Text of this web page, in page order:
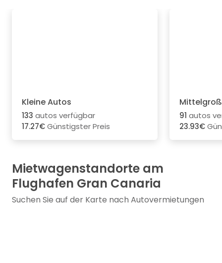
Kleine Autos
133 autos verfügbar
17.27€Günstigster Preis
91 autos
23.93€
Mietwagenstandorte am
Flughafen Gran Canaria
Suchen Sie auf der Karte nach Autovermietungen